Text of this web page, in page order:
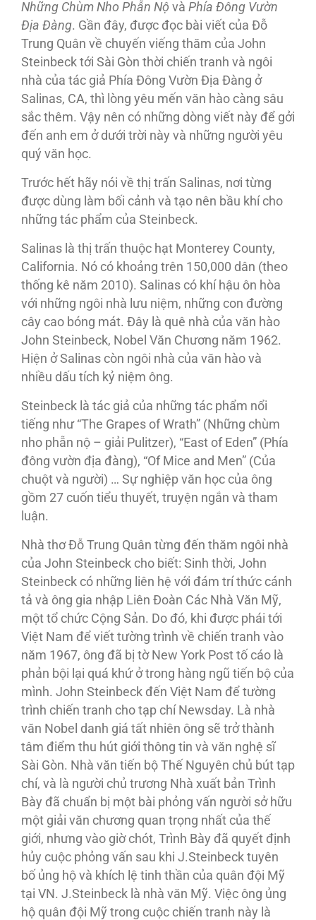
Những Chùm Nho Phẫn Nộ và Phía Đông Vườn
Địa Đàng. Gần đây, được đọc bài viết của Đỗ
Trung Quân về chuyến viếng thăm của John
Steinbeck tới Sài Gòn thời chiến tranh và ngôi
nhà của tác giả Phía Đông Vườn Địa Đàng ở
Salinas, CA, thì lòng yêu mến văn hào càng sâu
sắc thêm. Vậy nên có những dòng viết này để gởi
đến anh em ở dưới trời này và những người yêu
quý văn học.
Trước hết hãy nói về thị trấn Salinas, nơi từng
được dùng làm bối cảnh và tạo nên bầu khí cho
những tác phẩm của Steinbeck.
Salinas là thị trấn thuộc hạt Monterey County,
California. Nó có khoảng trên 150,000 dân (theo
thống kê năm 2010). Salinas có khí hậu ôn hòa
với những ngôi nhà lưu niệm, những con đường
cây cao bóng mát. Đây là quê nhà của văn hào
John Steinbeck, Nobel Văn Chương năm 1962.
Hiện ở Salinas còn ngôi nhà của văn hào và
nhiều dấu tích kỷ niệm ông.
Steinbeck là tác giả của những tác phẩm nổi
tiếng như “The Grapes of Wrath” (Những chùm
nho phẫn nộ – giải Pulitzer), “East of Eden” (Phía
đông vườn địa đàng), “Of Mice and Men” (Của
chuột và người) … Sự nghiệp văn học của ông
gồm 27 cuốn tiểu thuyết, truyện ngắn và tham
luận.
Nhà thơ Đỗ Trung Quân từng đến thăm ngôi nhà
của John Steinbeck cho biết: Sinh thời, John
Steinbeck có những liên hệ với đám trí thức cánh
tả và ông gia nhập Liên Đoàn Các Nhà Văn Mỹ,
một tổ chức Cộng Sản. Do đó, khi được phái tới
Việt Nam để viết tường trình về chiến tranh vào
năm 1967, ông đã bị tờ New York Post tố cáo là
phản bội lại quá khứ ở trong hàng ngũ tiến bộ của
mình. John Steinbeck đến Việt Nam để tường
trình chiến tranh cho tạp chí Newsday. Là nhà
văn Nobel danh giá tất nhiên ông sẽ trở thành
tâm điểm thu hút giới thông tin và văn nghệ sĩ
Sài Gòn. Nhà văn tiến bộ Thế Nguyên chủ bút tạp
chí, và là người chủ trương Nhà xuất bản Trình
Bày đã chuẩn bị một bài phỏng vấn người sở hữu
một giải văn chương quan trọng nhất của thế
giới, nhưng vào giờ chót, Trình Bày đã quyết định
hủy cuộc phỏng vấn sau khi J.Steinbeck tuyên
bố ủng hộ và khích lệ tinh thần của quân đội Mỹ
tại VN. J.Steinbeck là nhà văn Mỹ. Việc ông ủng
hộ quân đội Mỹ trong cuộc chiến tranh này là